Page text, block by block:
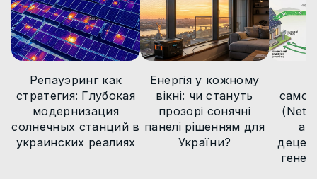
Статті
Новини
Репауэринг как
стратегия: Глубокая
модернизация
солнечных станций в
украинских реалиях
Енергія у кожному
вікні: чи стануть
прозорі сонячні
панелі рішенням для
України?
(Net